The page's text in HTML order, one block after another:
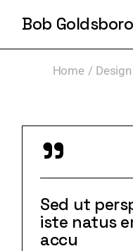
Bob
Home Design
"
Sed ut
iste natus
accu